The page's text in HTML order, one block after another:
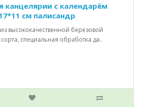
канцелярии с календарём
см палисандр
высококачественной березовой
специальная обработка да..